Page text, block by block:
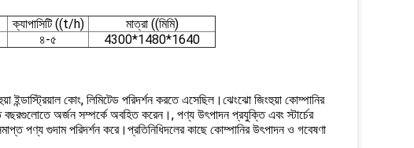
ক্যাপাসিটি ((t/h)
মাত্রা ((মিমি)
৪-৫ 4300*1480*1640
ইন্ডাস্ট্রিয়াল কোং, লিমিটেড পরিদর্শন করতে এসেছিল।ঝেংঝো জিংহুয়া কোম্পানির
বছরগুলোতে অর্জন সম্পর্কে অবহিত করেন।, পণ্য উৎপাদন প্রযুক্তি এবং স্টার্চের
পণ্য গুদাম পরিদর্শন করে।প্রতিনিধিদলের কাছে কোম্পানির উৎপাদন ও গবেষণা